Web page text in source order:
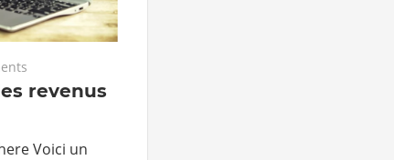
revenus
Voici un